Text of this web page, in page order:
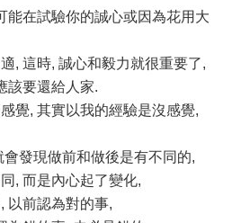
能在試驗你的誠心或因為花用大
, 這時, 誠心和毅力就很重要了,
該要還給人家.
覺, 其實以我的經驗是沒感覺,
發現做前和做後是有不同的,
, 而是內心起了變化,
以前認為對的事,